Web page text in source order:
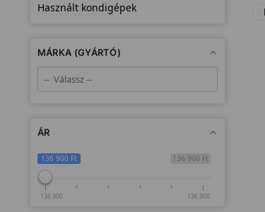
Használt kondigépek
MÁRKA (GYÁRTÓ)
ÁR
136 900 Ft
136 900 Ft
136 900 136 900